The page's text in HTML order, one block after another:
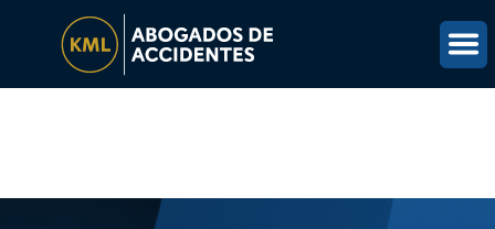
OBTÉN UNA REVISIÓN GRATUITA DEL CASO